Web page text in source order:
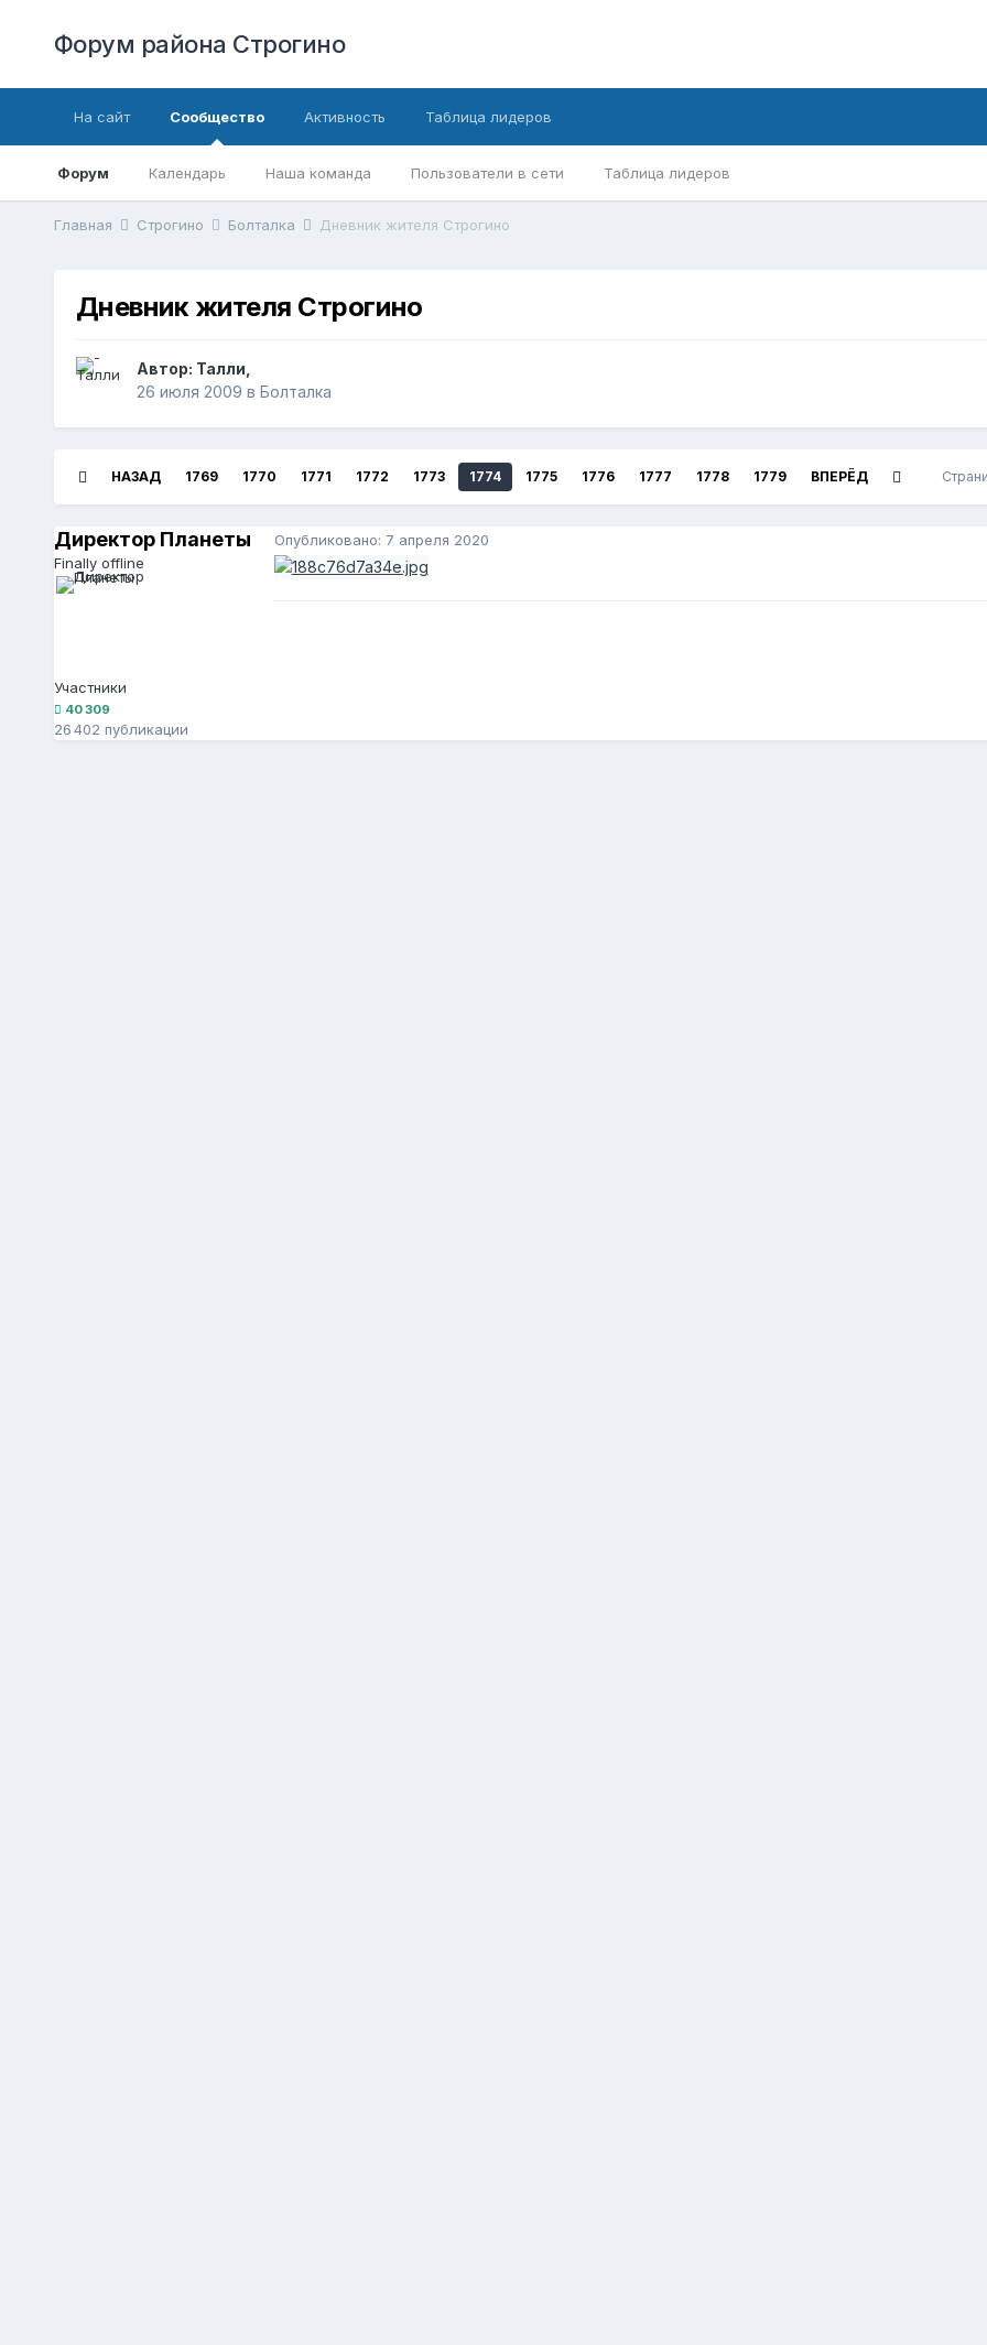
Форум района Строгино
На сайт Сообщество
Форум Календарь Наша команда Пользователи в сети Таблица лидеров
Активность Таблица лидеров
Главная Строгино Болталка Дневник жителя Строгино
Дневник жителя Строгино
Автор: ­Талли
26 июля 2009 в Болталка
НАЗАД 1769 1770 1771 1772 1773 1774 1775 1776 1777 1778 1779 ВПЕРЁД
Директор Планеты
Finally offline
Участники
40 309
26 402 публикации
Опубликовано: 7 апреля 2020